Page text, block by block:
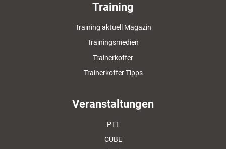
Training
Training aktuell Magazin
Trainingsmedien
Trainerkoffer
Trainerkoffer Tipps
Veranstaltungen
PTT
CUBE